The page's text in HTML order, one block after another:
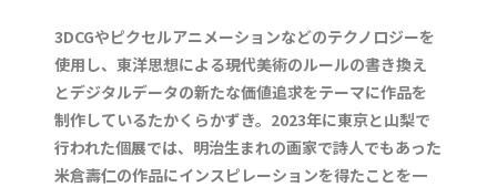
3DCGやピクセルアニメーションなどのテクノロジーを
使用し、東洋思想による現代美術のルールの書き換え
とデジタルデータの新たな価値追求をテーマに作品を
制作しているたかくらかずき。2023年に東京と山梨で
行われた個展では、明治生まれの画家で詩人でもあった
米倉壽仁の作品にインスピレーションを得たことを一